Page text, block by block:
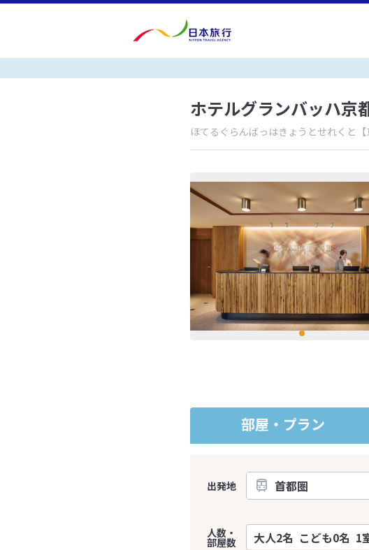
ホテルグランバッハ京
ほてるぐらんばっはきょうとせれくと
部屋・プラン
出発地
人数・
部屋数